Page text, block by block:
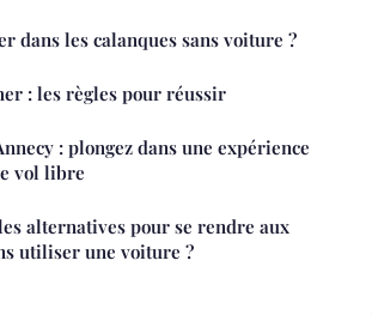
dans les calanques sans voiture ?
: les règles pour réussir
: plongez dans une expérience
vol libre
alternatives pour se rendre aux
utiliser une voiture ?